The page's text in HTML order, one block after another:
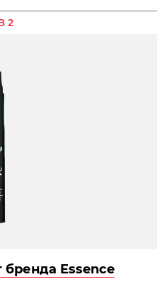
2
бренда Essence